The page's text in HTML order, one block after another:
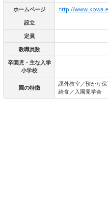
ホームページ
http://
設立
定員
教職員数
卒園児・主な入学
小学校
園の特徴
課外教室／預かり
給食／入園見学会